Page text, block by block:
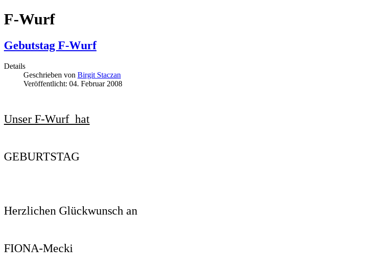
F-Wurf
Gebutstag F-Wurf
Details
Geschrieben von Birgit Staczan
Veröffentlicht: 04. Februar 2008
Unser F-Wurf hat
GEBURTSTAG
Herzlichen Glückwunsch an
FIONA-Mecki